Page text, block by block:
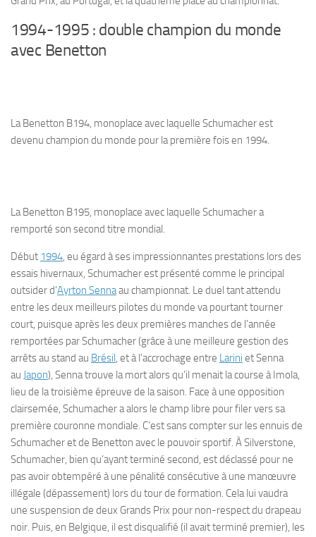
1994-1995 : double champion du monde
avec Benetton
La Benetton B194, monoplace avec laquelle Schumacher est
devenu champion du monde pour la première fois en 1994.
La Benetton B195, monoplace avec laquelle Schumacher a
remporté son second titre mondial.
Début 1994, eu égard à ses impressionnantes prestations lors des
essais hivernaux, Schumacher est présenté comme le principal
outsider d’Ayrton Sennaau championnat. Le duel tant attendu
entre les deux meilleurs pilotes du monde va pourtant tourner
court, puisque après les deux premières manches de l’année
remportées par Schumacher (grâce à une meilleure gestion des
arrêts au stand au Brésil, et à l’accrochage entre Larini et Senna
au Japon), Senna trouve la mort alors qu’il menait la course à Imola,
lieu de la troisième épreuve de la saison. Face à une opposition
clairsemée, Schumacher a alors le champ libre pour filer vers sa
première couronne mondiale. C’est sans compter sur les ennuis de
Schumacher et de Benetton avec le pouvoir sportif. À Silverstone,
Schumacher, bien qu’ayant terminé second, est déclassé pour ne
pas avoir obtempéré à une pénalité consécutive à une manœuvre
illégale (dépassement) lors du tour de formation. Cela lui vaudra
une suspension de deux Grands Prix pour non-respect du drapeau
noir. Puis, en Belgique, il est disqualifié (il avait terminé premier), les